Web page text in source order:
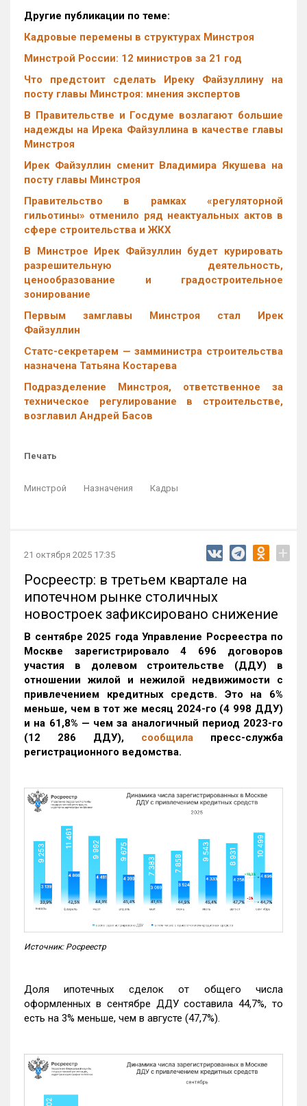
Другие публикации по теме:
Кадровые перемены в структурах Минстроя
Минстрой России: 12 министров за 21 год
Что предстоит сделать Иреку Файзуллину на
посту главы Минстроя: мнения экспертов
В Правительстве и Госдуме возлагают большие
надежды на Ирека Файзуллина в качестве главы
Минстроя
Ирек Файзуллин сменит Владимира Якушева на
посту главы Минстроя
Правительство в рамках «регуляторной
гильотины» отменило ряд неактуальных актов в
сфере строительства и ЖКХ
В Минстрое Ирек Файзуллин будет курировать
разрешительную деятельность,
ценообразование и градостроительное
зонирование
Первым замглавы Минстроя стал Ирек
Файзуллин
Статс-секретарем — замминистра строительства
назначена Татьяна Костарева
Подразделение Минстроя, ответственное за
техническое регулирование в строительстве,
возглавил Андрей Басов
Печать
Минстрой Назначения Кадры
21 октября 2025 17:35 +
Росреестр: в третьем квартале на
ипотечном рынке столичных
новостроек зафиксировано снижение
В сентябре 2025 года Управление Росреестра по
Москве зарегистрировало 4 696 договоров
участия в долевом строительстве (ДДУ) в
отношении жилой и нежилой недвижимости с
привлечением кредитных средств. Это на 6%
меньше, чем в тот же месяц 2024-го (4 998 ДДУ)
и на 61,8% — чем за аналогичный период 2023-го
(12 286 ДДУ), сообщила пресс-служба
регистрационного ведомства.
Источник: Росреестр
Доля ипотечных сделок от общего числа
оформленных в сентябре ДДУ составила 44,7%, то
есть на 3% меньше, чем в августе (47,7%).